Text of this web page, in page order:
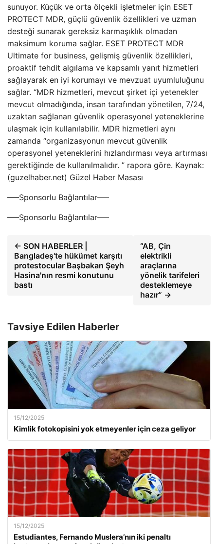
sunuyor. Küçük ve orta ölçekli işletmeler için ESET
PROTECT MDR, güçlü güvenlik özellikleri ve uzman
desteği sunarak gereksiz karmaşıklık olmadan
maksimum koruma sağlar. ESET PROTECT MDR
Ultimate for business, gelişmiş güvenlik özellikleri,
proaktif tehdit algılama ve kapsamlı yanıt hizmetleri
sağlayarak en iyi korumayı ve mevzuat uyumluluğunu
sağlar. “MDR hizmetleri, mevcut şirket içi yetenekler
mevcut olmadığında, insan tarafından yönetilen, 7/24,
uzaktan sağlanan güvenlik operasyonel yeteneklerine
ulaşmak için kullanılabilir. MDR hizmetleri aynı
zamanda “organizasyonun mevcut güvenlik
operasyonel yeteneklerini hızlandırması veya artırması
gerektiğinde de kullanılmalıdır. ” rapora göre. Kaynak:
(guzelhaber.net) Güzel Haber Masası
—–Sponsorlu Bağlantılar—–
—–Sponsorlu Bağlantılar—–
← SON HABERLER |
Bangladeş'te hükümet karşıtı
protestocular Başbakan Şeyh
Hasina'nın resmi konutunu
bastı
“AB, Çin
elektrikli
araçlarına
yönelik tarifeleri
desteklemeye
hazır” →
Tavsiye Edilen Haberler
15/12/2025
Kimlik fotokopisini yok etmeyenler için ceza geliyor
15/12/2025
Estudiantes, Fernando Muslera’nın iki penaltı